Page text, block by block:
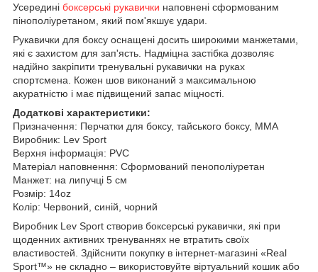
Усередині боксерські рукавички наповнені сформованим
пінополіуретаном, який пом'якшує удари.
Рукавички для боксу оснащені досить широкими манжетами,
які є захистом для зап'ясть. Надміцна застібка дозволяє
надійно закріпити тренувальні рукавички на руках
спортсмена.
Кожен шов виконаний з максимальною
акуратністю і має підвищений запас міцності.
Додаткові характеристики:
Призначення: Перчатки для боксу, тайського боксу, ММА
Виробник: Lev Sport
Верхня інформація: PVC
Матеріал наповнення: Сформований пенополіуретан
Манжет: на липучці 5 см
Розмір: 14oz
Колір: Червоний, синій, чорний
Виробник Lev Sport створив боксерські рукавички, які при
щоденних активних тренуваннях не втратить своїх
властивостей. Здійснити покупку в інтернет-магазині «Real
Sport™» не складно – використовуйте віртуальний кошик або